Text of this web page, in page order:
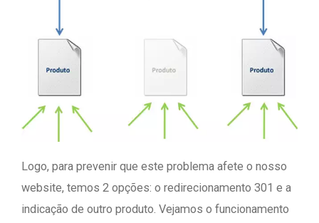
Logo, para prevenir que este problema afete o nosso
website, temos 2 opções: o redirecionamento 301 e a
indicação de outro produto. Vejamos o funcionamento